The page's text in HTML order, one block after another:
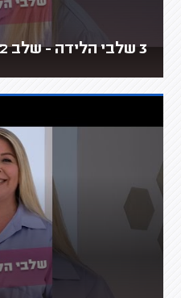
3 שלבי הלידה - שלב 2